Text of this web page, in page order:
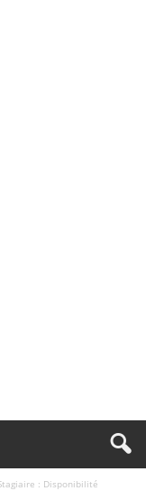
: Disponibilité